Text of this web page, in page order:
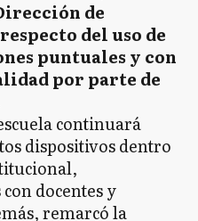
de
del uso de
puntuales y con
por parte de
continuará
dispositivos dentro
docentes y
remarcó la